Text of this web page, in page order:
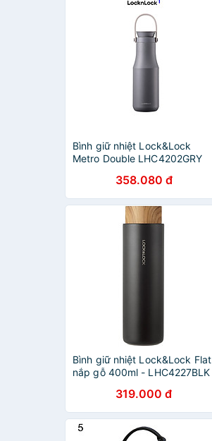
Bình giữ nhiệt Lock&Lock
Metro Double LHC4202GRY
358.080 đ
Bình giữ nhiệt Lock&Lock Flat
nắp gỗ 400ml - LHC4227BLK
319.000 đ